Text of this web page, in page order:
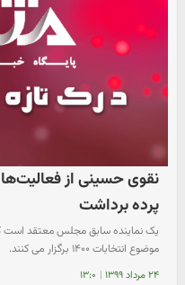
نقوی حسینی از
پرده برداشت
یک نماینده سابق مجلس معتقد است
موضوع انتخابات ۱۴۰۰ برگزار می کنند.
۲۴ مرداد ۱۳۹۹ | ۱۳:۰